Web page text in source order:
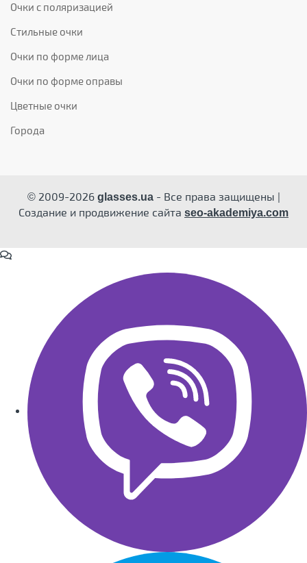
Очки с поляризацией
Стильные очки
Очки по форме лица
Очки по форме оправы
Цветные очки
Города
© 2009-2026glasses.ua- Все права защищены |
Создание и продвижение сайта seo-akademiya.com